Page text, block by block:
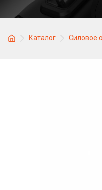
Каталог Силовое